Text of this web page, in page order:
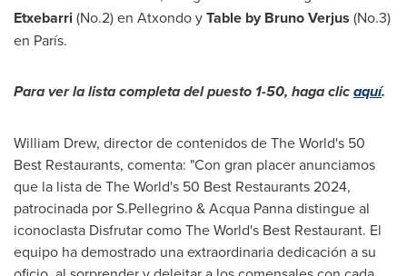
Etxebarri (No.2) en Atxondo yTable by Bruno Verjus (No.3)
en París.
Para ver la lista completa del puesto 1-50, haga clicaquí.
William Drew, director de contenidos de The World's 50
Best Restaurants, comenta: "Con gran placer anunciamos
que la lista de The World's 50 Best Restaurants 2024,
patrocinada por S.Pellegrino &Acqua Pannadistingue al
iconoclasta Disfrutar como The World's Best Restaurant. El
equipo ha demostrado una extraordinaria dedicación a su